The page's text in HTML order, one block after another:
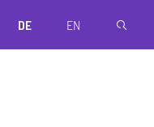
DE EN magnifier